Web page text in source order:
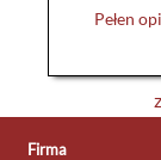
Pełen
Firma